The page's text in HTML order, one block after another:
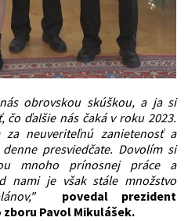
obrovskou skúškou, a ja si
ďalšie nás čaká v roku 2023.
za neuveriteľnú zanietenosť a
presviedčate. Dovolím si
mnoho prínosnej práce a
nami je však stále množstvo
povedal prezident
Pavol Mikulášek.